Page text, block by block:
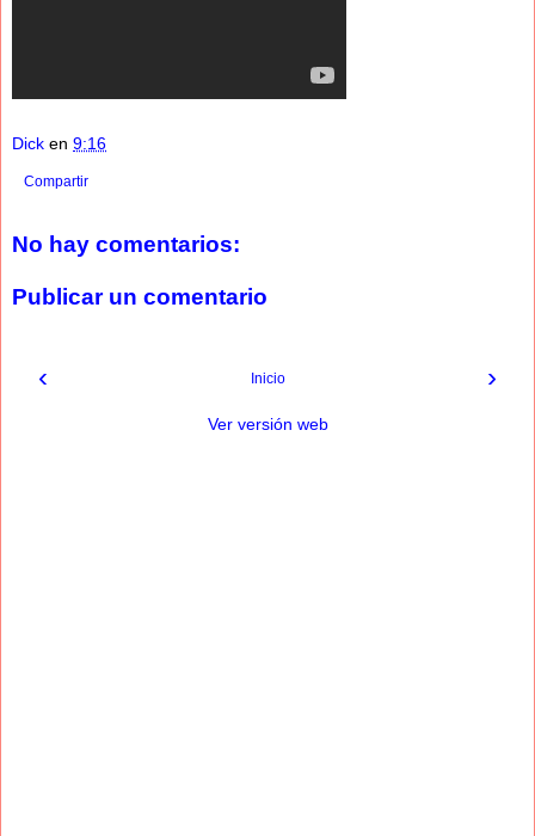
Dick en 9:16
Compartir
No hay comentarios:
Publicar un comentario
‹ ›
Inicio
Ver versión web